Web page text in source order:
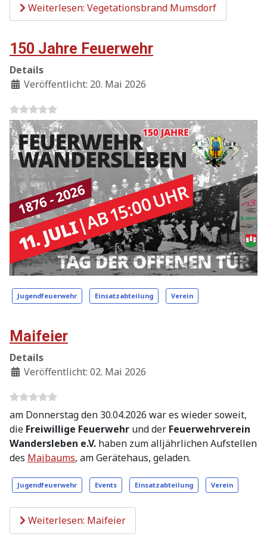
Weiterlesen: Vegetationsbrand Mumsdorf
150 Jahre Feuerwehr
Details
Veröffentlicht: 20. Mai 2026
Jugendfeuerwehr Einsatzabteilung Verein
Maifeier
Details
Veröffentlicht: 02. Mai 2026
am Donnerstag den 30.04.2026 war es wieder soweit,
die Freiwillige Feuerwehr und der Feuerwehrverein
Wandersleben e.V. haben zum alljährlichen Aufstellen
des Maibaums, am Gerätehaus, geladen.
Jugendfeuerwehr Events Einsatzabteilung Verein
Weiterlesen: Maifeier